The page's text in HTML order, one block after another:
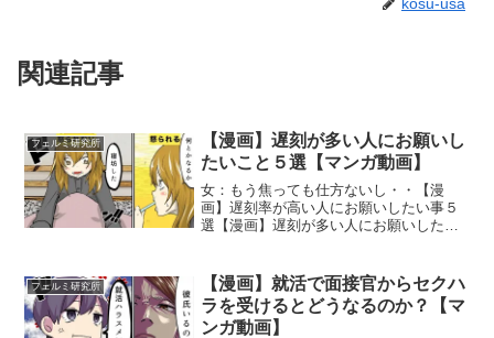
kosu-usa
関連記事
フェルミ研究所
【漫画】遅刻が多い人にお願いし
たいこと５選【マンガ動画】
女：もう焦っても仕方ないし・・【漫
画】遅刻率が高い人にお願いしたい事５
選【漫画】遅刻が多い人にお願いしたい
ー：ショーキ@shoki758 〜音楽〜甘茶の
音...
フェルミ研究所
【漫画】就活で面接官からセクハ
ラを受けるとどうなるのか？【マ
ンガ動画】